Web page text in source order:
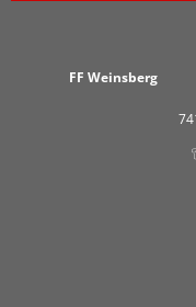
FF Weinsberg